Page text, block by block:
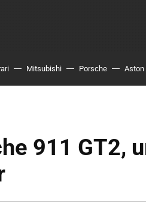
Mitsubishi Porsche Aston
911 GT2,